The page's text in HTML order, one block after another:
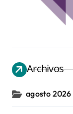
Archivos
agosto 2026